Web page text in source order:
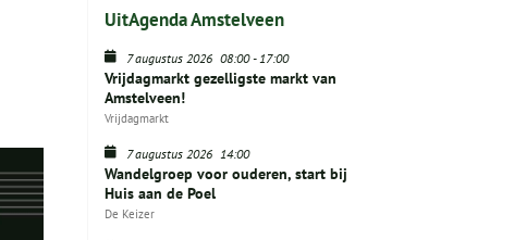
UitAgenda Amstelveen
7 augustus 2026 08:00-17:00
Vrijdagmarkt gezelligste markt van
Amstelveen!
Vrijdagmarkt
7 augustus 2026 14:00
Wandelgroep voor ouderen, start bij
Huis aan de Poel
De Keizer